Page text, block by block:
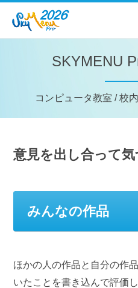
SKYMENU
コンピュータ教室 / 校
意見を出し合って
みんなの作品
ほかの人の作品と自分の作
いたことを書き込んで評価